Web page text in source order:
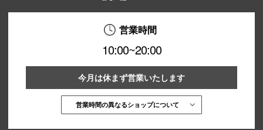
営業時間
10:00~20:00
今月は休まず営業いたします
営業時間の異なるショップについて